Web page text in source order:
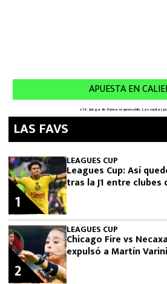
LAS FAVS
LEAGUES CUP
Leagues Cup: Así
tras la J1 entre clubes
1
LEAGUES CUP
Chicago Fire vs
expulsó a Martín
2